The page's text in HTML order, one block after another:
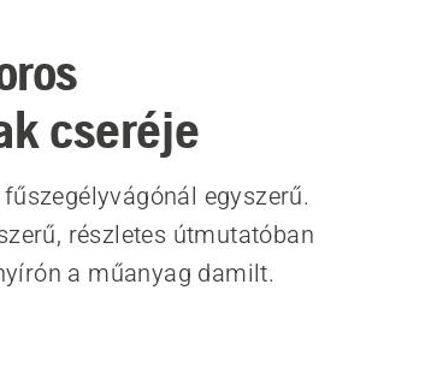
cseréje
egyszerű.
részletes útmutatóban
a műanyag damilt.